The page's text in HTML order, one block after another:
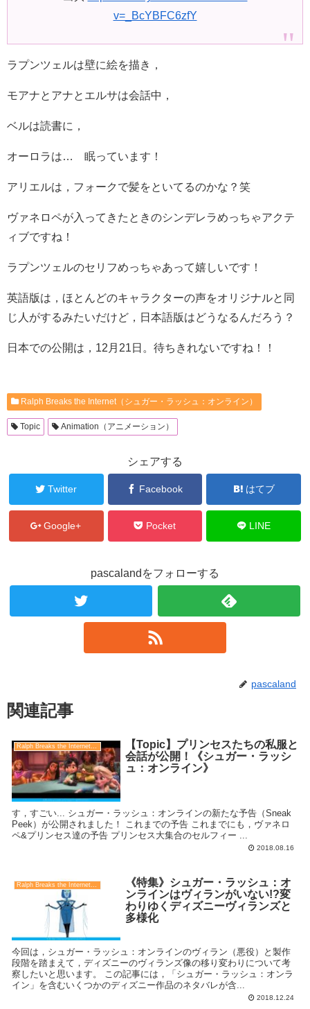
v=_BcYBFC6zfY
ラプンツェルは壁に絵を描き，
モアナとアナとエルサは会話中，
ベルは読書に，
オーロラは… 眠っています！
アリエルは，フォークで髪をといてるのかな？笑
ヴァネロペが入ってきたときのシンデレラめっちゃアクテ
ィブですね！
ラプンツェルのセリフめっちゃあって嬉しいです！
英語版は，ほとんどのキャラクターの声をオリジナルと同
じ人がするみたいだけど，日本語版はどうなるんだろう？
日本での公開は，12月21日。待ちきれないですね！！
Ralph Breaks the Internet（シュガー・ラッシュ：オンライン）
Topic Animation（アニメーション）
シェアする
Twitter Facebook はてブ
Google+ Pocket LINE
pascalandをフォローする
pascaland
関連記事
Ralph Breaks the Internet（シュガー・ラッシュ：オンライン）
【Topic】プリンセスたちの私服と
会話が公開！《シュガー・ラッシ
ュ：オンライン》
す，すごい... シュガー・ラッシュ：オンラインの新たな予告（Sneak
Peek）が公開されました！ これまでの予告 これまでにも，ヴァネロ
ペ&プリンセス達の予告 プリンセス大集合のセルフィー ...
2018.08.16
Ralph Breaks the Internet（シュガー・ラッシュ：オンライン）
《特集》シュガー・ラッシュ：オ
ンラインはヴィランがいない!?変
わりゆくディズニーヴィランズと
多様化
今回は，シュガー・ラッシュ：オンラインのヴィラン（悪役）と製作
段階を踏まえて，ディズニーのヴィランズ像の移り変わりについて考
察したいと思います。 この記事には，「シュガー・ラッシュ：オンラ
イン」を含むいくつかのディズニー作品のネタバレが含...
2018.12.24